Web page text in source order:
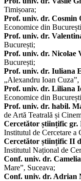
Timișoara;
Prof. univ. dr. Cosmin
Economice din
Prof. univ. dr.
București;
Prof. univ. dr. Nicolae
București;
Prof. univ. dr. Iuliana
„Alexandru Ioan Cuza”,
Prof. univ. dr. Liliana
Economice din
Prof. univ. dr. habil.
de Artă Teatrală și
Cercetător științific gr.
Institutul de Cercetare a
Cercetător științific II
Institutul Național de
Conf. univ. dr.
Mare”, Suceava;
Conf. univ. dr. Adrian